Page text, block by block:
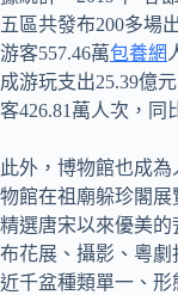
五區共發布200多場
游客557.46萬包養網
成游玩支出25.39億
客426.81萬人次，同
此外，博物館也成
物館在祖廟躲珍閣
精選唐宋以來優美
布花展、攝影、粵
近千盆種類單一、